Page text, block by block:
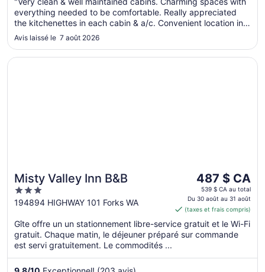
everything needed to be comfortable. Really appreciated
the kitchenettes in each cabin & a/c. Convenient location in
town but close enough for daily exploration of the ocean
Avis laissé le 7 août 2026
Misty Valley Inn B&B
3
out
5
194894 HIGHWAY 101 Forks WA
Le
prix
est
de 487 $ CA
par
nuit
août
487 $ CA
539 $ CA au total
Du 30 août au 31 août
(taxes et frais compris)
Gîte offre un un stationnement libre-service gratuit et le Wi-Fi
gratuit. Chaque matin, le déjeuner préparé sur commande
est servi gratuitement. Le commodités ...
S’ouvre dans une nouvelle fenêtre
Misty Valley Inn B&B